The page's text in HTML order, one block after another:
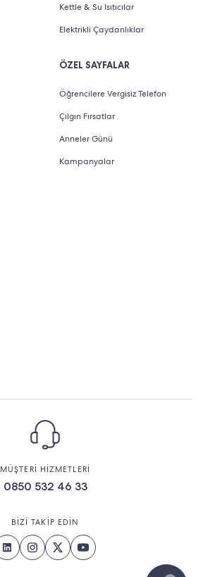
Kettle & Su Isıtıcılar
Elektrikli Çaydanlıklar
ÖZEL SAYFALAR
Öğrencilere Vergisiz Telefon
Çılgın Fırsatlar
Anneler Günü
Kampanyalar
MÜŞTERİ HİZMETLERİ
0850 532 46 33
BİZİ TAKİP EDİN